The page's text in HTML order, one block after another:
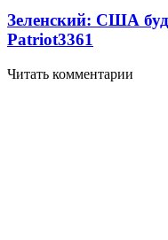
Зеленский: США
Patriot3361
Читать комментарии